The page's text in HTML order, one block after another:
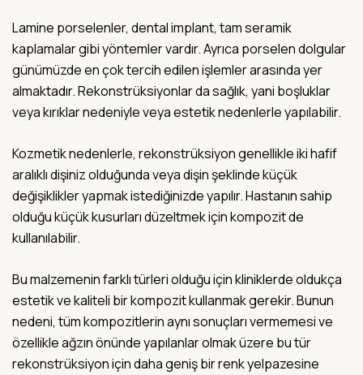
Lamine porselenler, dental implant, tam seramik
kaplamalar gibi yöntemler vardır. Ayrıca porselen dolgular
günümüzde en çok tercih edilen işlemler arasında yer
almaktadır. Rekonstrüksiyonlar da sağlık, yani boşluklar
veya kırıklar nedeniyle veya estetik nedenlerle yapılabilir.
Kozmetik nedenlerle, rekonstrüksiyon genellikle iki hafif
aralıklı dişiniz olduğunda veya dişin şeklinde küçük
değişiklikler yapmak istediğinizde yapılır. Hastanın sahip
olduğu küçük kusurları düzeltmek için kompozit de
kullanılabilir.
Bu malzemenin farklı türleri olduğu için kliniklerde oldukça
estetik ve kaliteli bir kompozit kullanmak gerekir. Bunun
nedeni, tüm kompozitlerin aynı sonuçları vermemesi ve
özellikle ağzın önünde yapılanlar olmak üzere bu tür
rekonstrüksiyon için daha geniş bir renk yelpazesine